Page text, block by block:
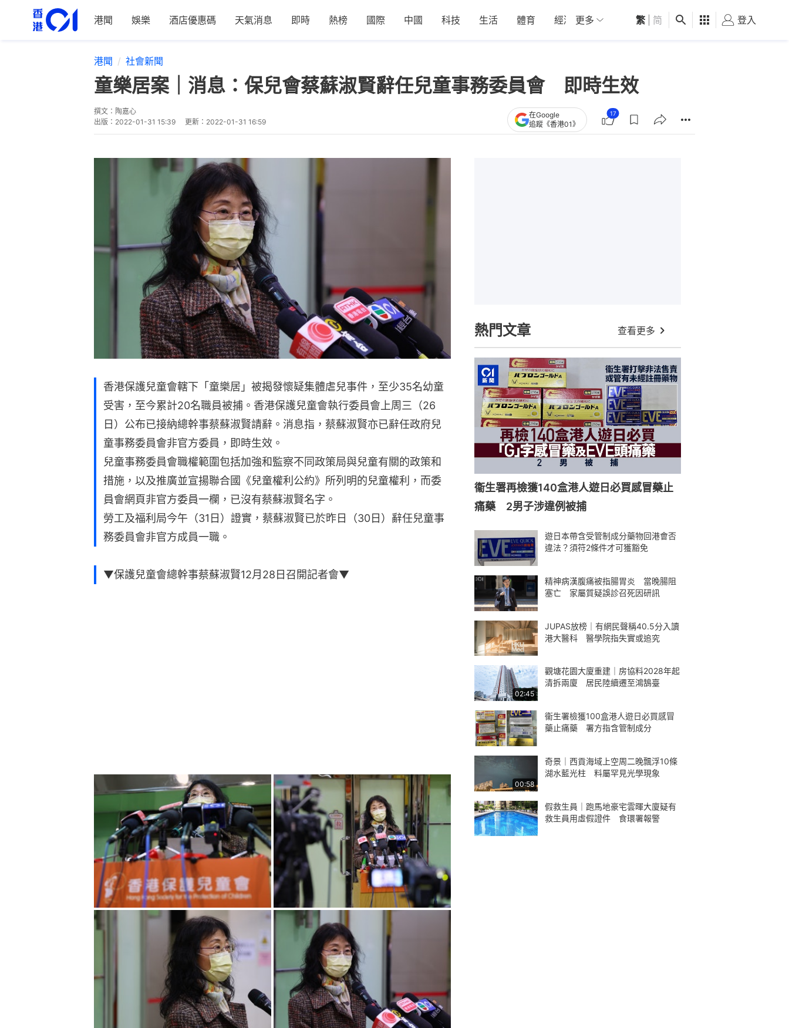
港聞 娛樂 酒店優惠碼 天氣消息 即時 熱榜 國際 中國 科技 生活 體育 經濟 01深圳 觀點 健康 好食玩飛
更多 繁 简 登入
港聞 社會新聞
童樂居案｜消息：保兒會蔡蘇淑賢辭任兒童事務委員會 即時生效
撰文： 陶嘉心
出版： 2022-01-31 15:39 更新： 2022-01-31 16:59
在Google
追蹤《香港01》
17
香港保護兒童會轄下「童樂居」被揭發懷疑集體虐兒事件，至少35名幼童
受害，至今累計20名職員被捕。香港保護兒童會執行委員會上周三（26
日）公布已接納總幹事蔡蘇淑賢請辭。消息指，蔡蘇淑賢亦已辭任政府兒
童事務委員會非官方委員，即時生效。
兒童事務委員會職權範圍包括加強和監察不同政策局與兒童有關的政策和
措施，以及推廣並宣揚聯合國《兒童權利公約》所列明的兒童權利，而委
員會網頁非官方委員一欄，已沒有蔡蘇淑賢名字。
勞工及福利局今午（31日）證實，蔡蘇淑賢已於昨日（30日）辭任兒童事
務委員會非官方成員一職。
▼保護兒童會總幹事蔡蘇淑賢12月28日召開記者會▼
熱門文章 查看更多
衞生署再檢獲140盒港人遊日必買感冒藥止
痛藥 2男子涉違例被捕
遊日本帶含受管制成分藥物回港會否
違法？須符2條件才可獲豁免
精神病漢腹痛被指腸胃炎 當晚腸阻
塞亡 家屬質疑誤診召死因研訊
JUPAS放榜｜有網民聲稱40.5分入讀
港大醫科 醫學院指失實或追究
02:45
觀塘花園大廈重建｜房協料2028年起
清拆兩廈 居民陸續遷至鴻鵠臺
衞生署檢獲100盒港人遊日必買感冒
藥止痛藥 署方指含管制成分
00:58
奇景｜西貢海域上空周二晚飄浮10條
湖水藍光柱 料屬罕見光學現象
假救生員｜跑馬地豪宅雲暉大廈疑有
救生員用虛假證件 食環署報警